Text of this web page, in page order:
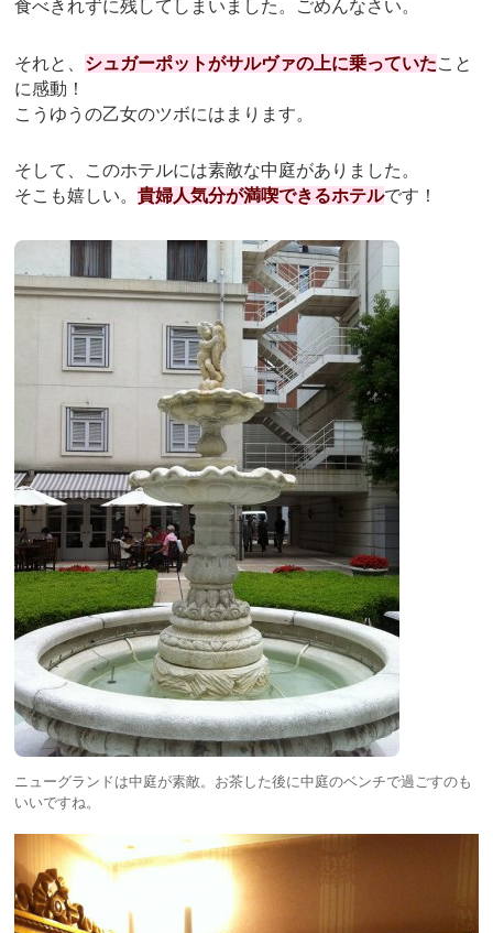
食べきれずに残してしまいました。ごめんなさい。
それと、 シュガーポットがサルヴァの上に乗っていたこと
に感動！
こうゆうの乙女のツボにはまります。
そして、このホテルには素敵な中庭がありました。
そこも嬉しい。貴婦人気分が満喫できるホテルです！
ニューグランドは中庭が素敵。お茶した後に中庭のベンチで過ごすのも
いいですね。